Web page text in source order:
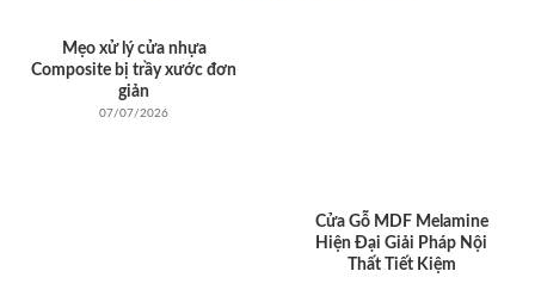
Mẹo xử lý cửa nhựa
Composite bị trầy xước đơn
giản
07/07/2026
Cửa Gỗ MDF Melamine
Hiện Đại Giải Pháp Nội
Thất Tiết Kiệm